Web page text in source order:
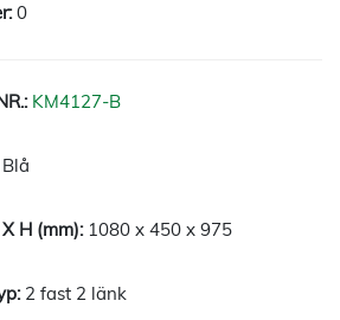
0
KM4127-B
Blå
1080 x 450 x 975
2 fast 2 länk